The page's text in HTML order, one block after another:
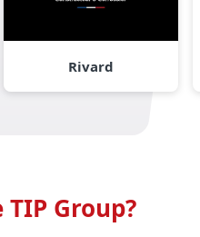
Rivard
Group?